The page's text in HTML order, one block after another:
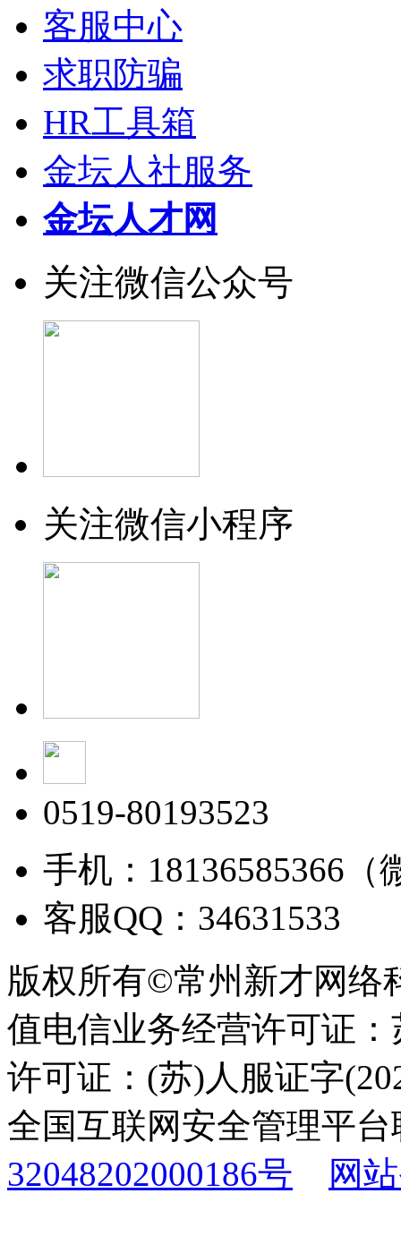
客服中心
求职防骗
HR工具箱
金坛人社服务
金坛人才网
关注微信公众号
关注微信小程序
0519-80193523
手机：18136585366（
客服QQ：34631533
版权所有©常州新才网络
值电信业务经营许可证
许可证：(苏)人服证字
全国互联网安全管理平
32048202000186号
网